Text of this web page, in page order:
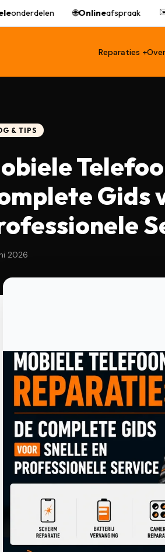
onderdelen Onlineafspraak
Reparaties +
& TIPS
Gids
2026